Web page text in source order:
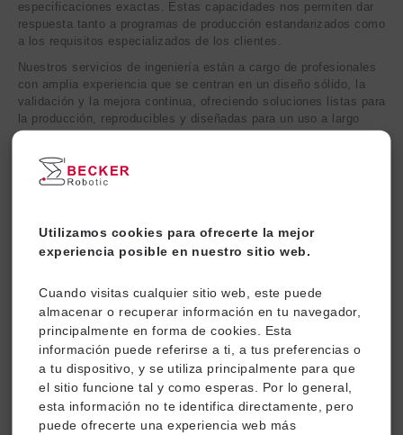
Utilizamos cookies para ofrecerte la mejor
experiencia posible en nuestro sitio web.
Cuando visitas cualquier sitio web, este puede
almacenar o recuperar información en tu navegador,
principalmente en forma de cookies. Esta
información puede referirse a ti, a tus preferencias o
a tu dispositivo, y se utiliza principalmente para que
el sitio funcione tal y como esperas. Por lo general,
esta información no te identifica directamente, pero
puede ofrecerte una experiencia web más
especificaciones exactas. Estas capacidades nos permiten dar
respuesta tanto a programas de producción estandarizados como
a los requisitos especializados de los clientes.
Nuestros servicios de ingeniería están a cargo de profesionales
con amplia experiencia que se centran en un diseño sólido, la
validación y la mejora continua, ofreciendo soluciones listas para
la producción, reproducibles y diseñadas para un uso a largo
plazo.
Sistemas de suministro de energía